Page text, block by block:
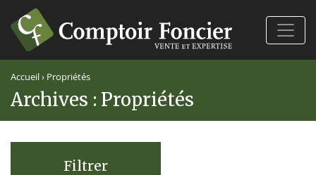
Accueil› Propriétés
Archives : Propriétés
Filtrer